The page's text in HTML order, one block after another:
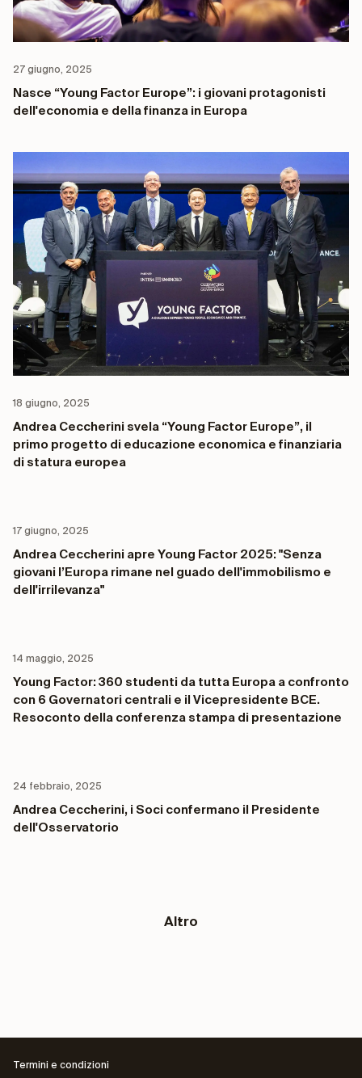
27 giugno, 2025
Nasce “Young Factor Europe”: i giovani protagonisti
dell'economia e della finanza in Europa
18 giugno, 2025
Andrea Ceccherini svela “Young Factor Europe”, il
primo progetto di educazione economica e finanziaria
di statura europea
17 giugno, 2025
Andrea Ceccherini apre Young Factor 2025: "Senza
giovani l’Europa rimane nel guado dell'immobilismo e
dell'irrilevanza"
14 maggio, 2025
Young Factor: 360 studenti da tutta Europa a confronto
con 6 Governatori centrali e il Vicepresidente BCE.
Resoconto della conferenza stampa di presentazione
24 febbraio, 2025
Andrea Ceccherini, i Soci confermano il Presidente
dell'Osservatorio
Altro
Termini e condizioni